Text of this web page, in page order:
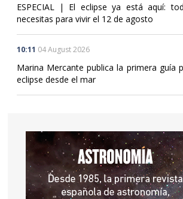
ESPECIAL | El eclipse ya está aquí:
necesitas para vivir el 12 de agosto
10:11 04 August 2026
Marina Mercante publica la primera guía
eclipse desde el mar